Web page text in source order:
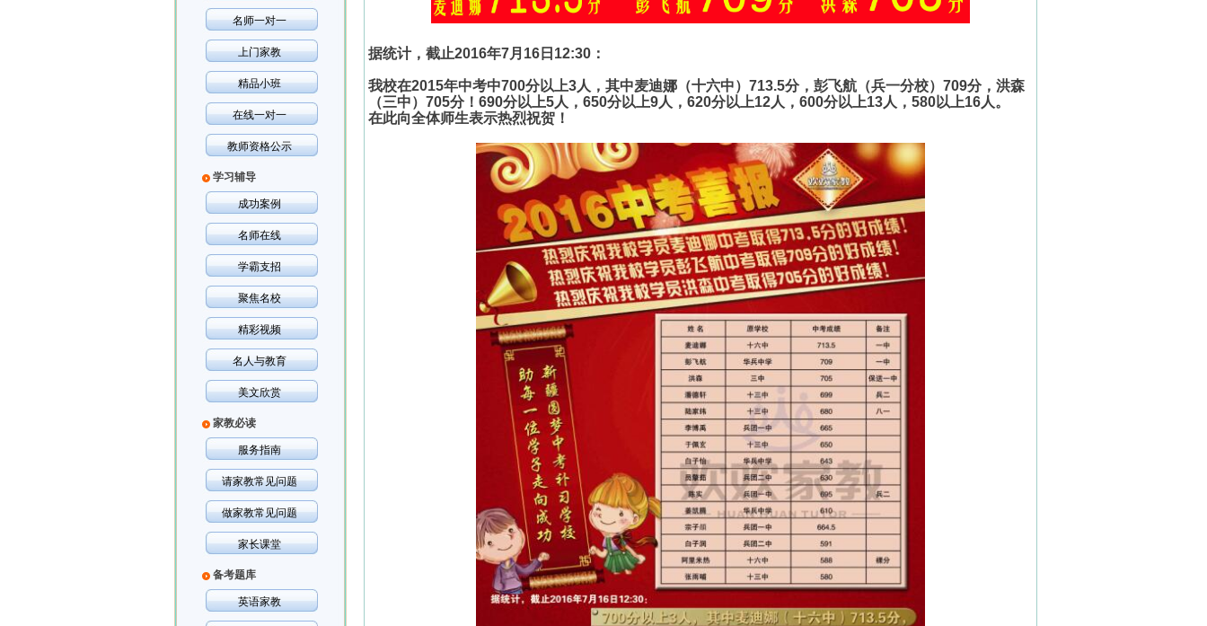
名师一对一
上门家教
精品小班
在线一对一
教师资格公示
学习辅导
成功案例
名师在线
学霸支招
聚焦名校
精彩视频
名人与教育
美文欣赏
家教必读
服务指南
请家教常见问题
做家教常见问题
家长课堂
备考题库
英语家教
据统计，截止2016年7月 16 日 12:30 ：
我校在2015年中考中700分以上3人，其中麦迪娜（十六中） 713.5分，彭飞航（兵一分校） 709分，洪森
（三中） 705分！ 690分以上5人， 650分以上9人， 620分以上12人， 600分以上13人， 580以上16人。
在此向全体师生表示热烈祝贺！